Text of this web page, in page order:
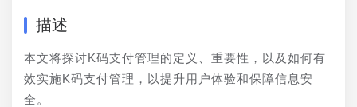
描述
本文将探讨K码支付管理的定义、重要性，以及如何有
效实施K码支付管理，以提升用户体验和保障信息安
全。